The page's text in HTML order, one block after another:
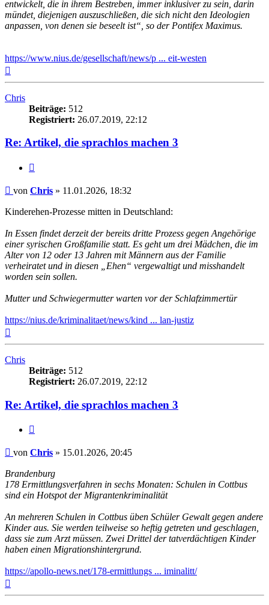
entwickelt, die in ihrem Bestreben, immer inklusiver zu sein, darin
mündet, diejenigen auszuschließen, die sich nicht den Ideologien
anpassen, von denen sie beseelt ist“, so der Pontifex Maximus.
https://www.nius.de/gesellschaft/news/p ... eit-westen
Chris
Beiträge: 512
Registriert: 26.07.2019, 22:12
Re: Artikel, die sprachlos machen 3
Beitrag
von Chris » 11.01.2026, 18:32
Kinderehen-Prozesse mitten in Deutschland:
In Essen findet derzeit der bereits dritte Prozess gegen Angehörige
einer syrischen Großfamilie statt. Es geht um drei Mädchen, die im
Alter von 12 oder 13 Jahren mit Männern aus der Familie
verheiratet und in diesen „Ehen“ vergewaltigt und misshandelt
worden sein sollen.
Mutter und Schwiegermutter warten vor der Schlafzimmertür
https://nius.de/kriminalitaet/news/kind ... lan-justiz
Chris
Beiträge: 512
Registriert: 26.07.2019, 22:12
Re: Artikel, die sprachlos machen 3
Beitrag
von Chris » 15.01.2026, 20:45
Brandenburg
178 Ermittlungsverfahren in sechs Monaten: Schulen in Cottbus
sind ein Hotspot der Migrantenkriminalität
An mehreren Schulen in Cottbus üben Schüler Gewalt gegen andere
Kinder aus. Sie werden teilweise so heftig getreten und geschlagen,
dass sie zum Arzt müssen. Zwei Drittel der tatverdächtigen Kinder
haben einen Migrationshintergrund.
https://apollo-news.net/178-ermittlungs ... iminalitt/
oben